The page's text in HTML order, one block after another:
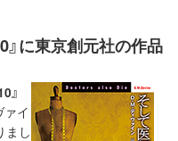
』に東京創元社の作品
』
ァイ
まし